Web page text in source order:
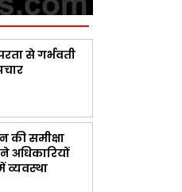
से गर्भवती
समीक्षा
अधिकारियों
व्यवस्था